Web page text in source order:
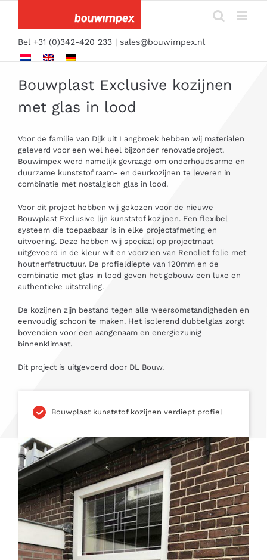
inhoud
Bel +31 (0)342-420 233 | sales@bouwimpex.nl
Bouwplast Exclusive kozijnen
met glas in lood
Voor de familie van Dijk uit Langbroek hebben wij materialen
geleverd voor een wel heel bijzonder renovatieproject.
Bouwimpex werd namelijk gevraagd om onderhoudsarme en
duurzame kunststof raam- en deurkozijnen te leveren in
combinatie met nostalgisch glas in lood.
Voor dit project hebben wij gekozen voor de nieuwe
Bouwplast Exclusive lijn kunststof kozijnen. Een flexibel
systeem die toepasbaar is in elke projectafmeting en
uitvoering. Deze hebben wij speciaal op projectmaat
uitgevoerd in de kleur wit en voorzien van Renoliet folie met
houtnerfstructuur. De profieldiepte van 120mm en de
combinatie met glas in lood geven het gebouw een luxe en
authentieke uitstraling.
De kozijnen zijn bestand tegen alle weersomstandigheden en
eenvoudig schoon te maken. Het isolerend dubbelglas zorgt
bovendien voor een aangenaam en energiezuinig
binnenklimaat.
Dit project is uitgevoerd door DL Bouw.
Bouwplast kunststof kozijnen verdiept profiel